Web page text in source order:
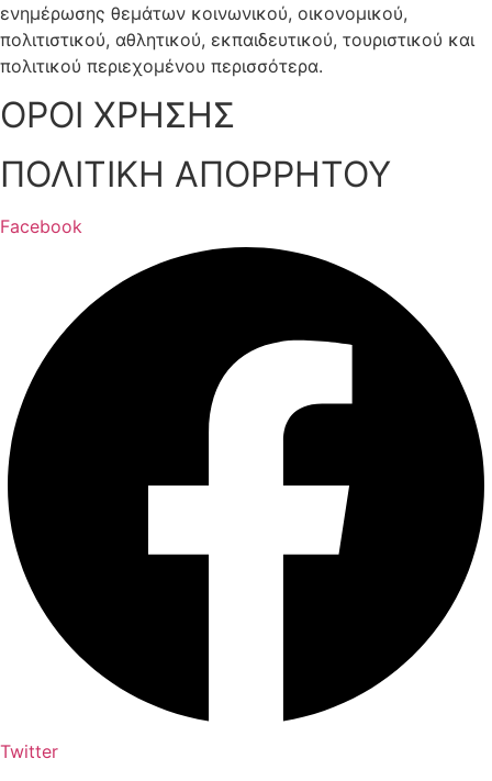
ενημέρωσης θεμάτων κοινωνικού, οικονομικού,
πολιτιστικού, αθλητικού, εκπαιδευτικού, τουριστικού και
πολιτικού περιεχομένου περισσότερα.
ΟΡΟΙ ΧΡΗΣΗΣ
ΠΟΛΙΤΙΚΗ ΑΠΟΡΡΗΤΟΥ
Facebook
Twitter